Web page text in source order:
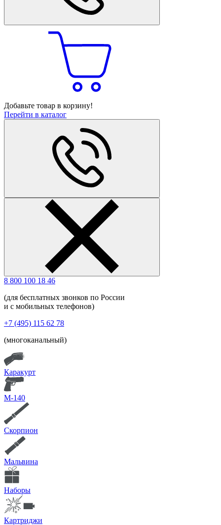
Добавьте товар в корзину!
Перейти в каталог
8 800 100 18 46
(для бесплатных звонков по России
и с мобильных телефонов)
+7 (495) 115 62 78
(многоканальный)
Каракурт
М-140
Скорпион
Мальвина
Наборы
Картриджи